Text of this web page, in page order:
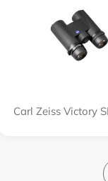
Carl Zeiss Victory